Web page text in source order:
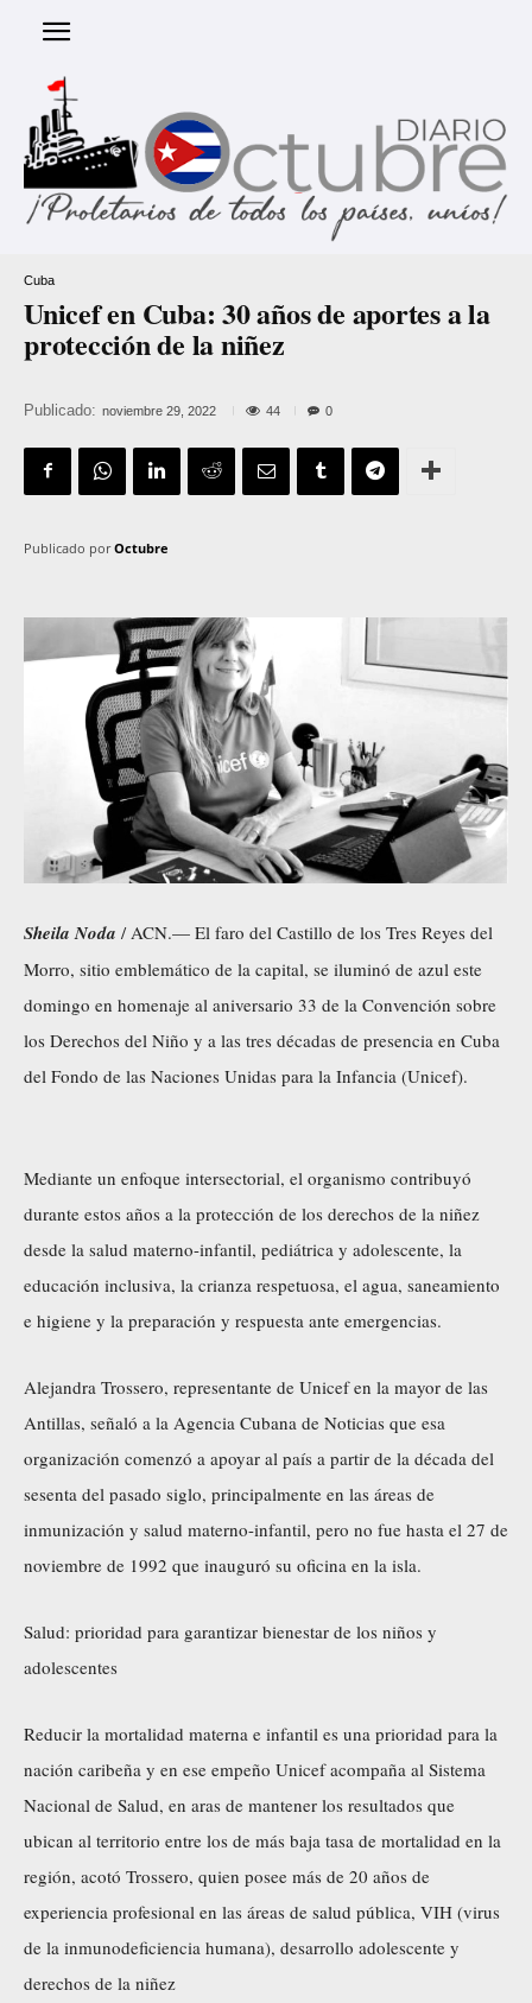
Cuba
Unicef en Cuba: 30 años de aportes a la
protección de la niñez
Publicado: noviembre 29, 2022 44 0
Publicado por Octubre
Sheila Noda / ACN.— El faro del Castillo de los Tres Reyes del
Morro, sitio emblemático de la capital, se iluminó de azul este
domingo en homenaje al aniversario 33 de la Convención sobre
los Derechos del Niño y a las tres décadas de presencia en Cuba
del Fondo de las Naciones Unidas para la Infancia (Unicef).
Mediante un enfoque intersectorial, el organismo contribuyó
durante estos años a la protección de los derechos de la niñez
desde la salud materno-infantil, pediátrica y adolescente, la
educación inclusiva, la crianza respetuosa, el agua, saneamiento
e higiene y la preparación y respuesta ante emergencias.
Alejandra Trossero, representante de Unicef en la mayor de las
Antillas, señaló a la Agencia Cubana de Noticias que esa
organización comenzó a apoyar al país a partir de la década del
sesenta del pasado siglo, principalmente en las áreas de
inmunización y salud materno-infantil, pero no fue hasta el 27 de
noviembre de 1992 que inauguró su oficina en la isla.
Salud: prioridad para garantizar bienestar de los niños y
adolescentes
Reducir la mortalidad materna e infantil es una prioridad para la
nación caribeña y en ese empeño Unicef acompaña al Sistema
Nacional de Salud, en aras de mantener los resultados que
ubican al territorio entre los de más baja tasa de mortalidad en la
región, acotó Trossero, quien posee más de 20 años de
experiencia profesional en las áreas de salud pública, VIH (virus
de la inmunodeficiencia humana), desarrollo adolescente y
derechos de la niñez